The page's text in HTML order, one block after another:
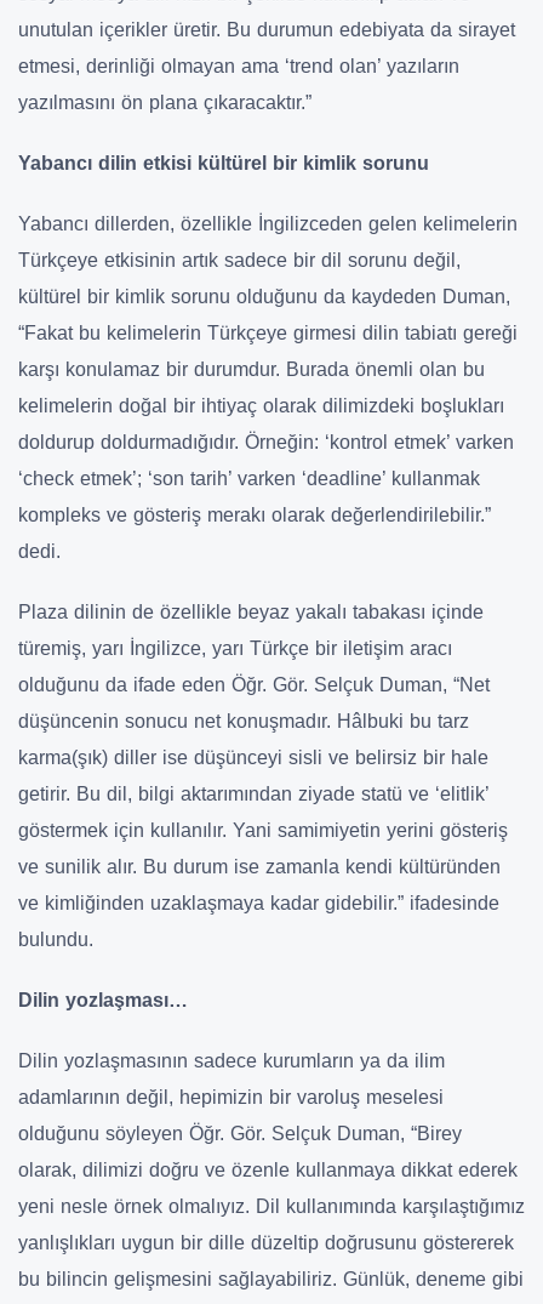
unutulan içerikler üretir. Bu durumun edebiyata da sirayet
etmesi, derinliği olmayan ama ‘trend olan’ yazıların
yazılmasını ön plana çıkaracaktır.”
Yabancı dilin etkisi kültürel bir kimlik sorunu
Yabancı dillerden, özellikle İngilizceden gelen kelimelerin
Türkçeye etkisinin artık sadece bir dil sorunu değil,
kültürel bir kimlik sorunu olduğunu da kaydeden Duman,
“Fakat bu kelimelerin Türkçeye girmesi dilin tabiatı gereği
karşı konulamaz bir durumdur. Burada önemli olan bu
kelimelerin doğal bir ihtiyaç olarak dilimizdeki boşlukları
doldurup doldurmadığıdır. Örneğin: ‘kontrol etmek’ varken
‘check etmek’; ‘son tarih’ varken ‘deadline’ kullanmak
kompleks ve gösteriş merakı olarak değerlendirilebilir.”
dedi.
Plaza dilinin de özellikle beyaz yakalı tabakası içinde
türemiş, yarı İngilizce, yarı Türkçe bir iletişim aracı
olduğunu da ifade eden Öğr. Gör. Selçuk Duman, “Net
düşüncenin sonucu net konuşmadır. Hâlbuki bu tarz
karma(şık) diller ise düşünceyi sisli ve belirsiz bir hale
getirir. Bu dil, bilgi aktarımından ziyade statü ve ‘elitlik’
göstermek için kullanılır. Yani samimiyetin yerini gösteriş
ve sunilik alır. Bu durum ise zamanla kendi kültüründen
ve kimliğinden uzaklaşmaya kadar gidebilir.” ifadesinde
bulundu.
Dilin yozlaşması…
Dilin yozlaşmasının sadece kurumların ya da ilim
adamlarının değil, hepimizin bir varoluş meselesi
olduğunu söyleyen Öğr. Gör. Selçuk Duman, “Birey
olarak, dilimizi doğru ve özenle kullanmaya dikkat ederek
yeni nesle örnek olmalıyız. Dil kullanımında karşılaştığımız
yanlışlıkları uygun bir dille düzeltip doğrusunu göstererek
bu bilincin gelişmesini sağlayabiliriz. Günlük, deneme gibi